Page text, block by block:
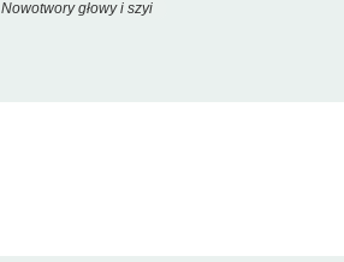
Nowotwory głowy i szyi